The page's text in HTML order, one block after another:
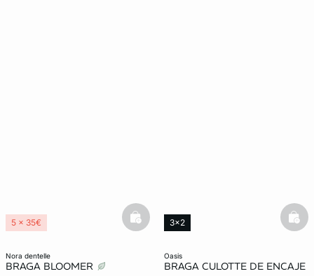
nora dentelle
BRAGA BLOOMER
5 x 35€ basketfull
oasis
BRAGA CULOTTE DE ENCAJE
3x2